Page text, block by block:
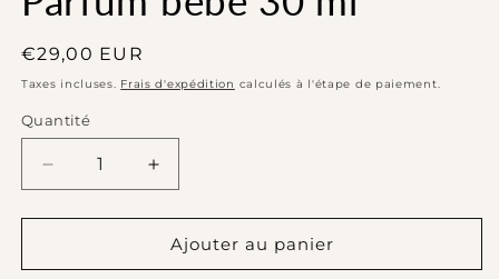
dans
une
modale
Prix
habituel
€29,00 EUR
Taxes incluses. Frais d'expédition calculés à l'étape de paiement.
Quantité
Réduire
la
quantité
Parfum
Augmenter
la
quantité
de
Parfum
Ajouter au panier